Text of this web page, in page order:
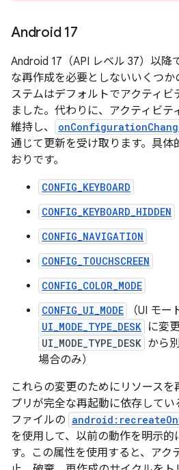
Android 17
Android 17（API レベル 37）以降
な再作成を必要としないいくつ
ステムはデフォルトでアクティビ
ました。代わりに、アクティビテ
維持し、
通じて更新を受け取ります。具体
おりです。
CONFIG_KEYBOARD
CONFIG_KEYBOARD_HIDDEN
CONFIG_NAVIGATION
CONFIG_TOUCHSCREEN
CONFIG_COLOR_MODE
CONFIG_UI_MODE
（UI モー
UI_MODE_TYPE_DESK に変
UI_MODE_TYPE_DESK から
場合のみ）
これらの変更のためにリソース
プリが完全な再起動に依存して
ファイルの
を使用して、以前の動作を明示
す。この属性を使用すると、アク